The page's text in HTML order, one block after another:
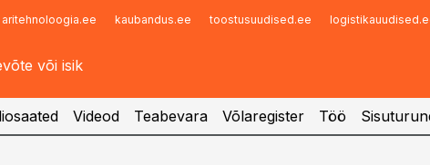
aritehnoloogia.ee kaubandus.ee toostusuudised.ee
Infopank
Videod Teabevara Võlaregister Töö